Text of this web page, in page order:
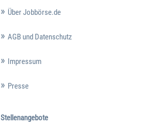
Über Jobbörse.de
AGB und Datenschutz
Impressum
Presse
Stellenangebote